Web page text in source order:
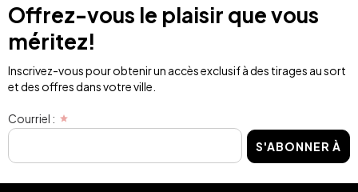
Offrez-vous le plaisir que vous
méritez!
Inscrivez-vous pour obtenir un accès exclusif à des tirages au sort
et des offres dans votre ville.
Courriel :
S'ABONNER À